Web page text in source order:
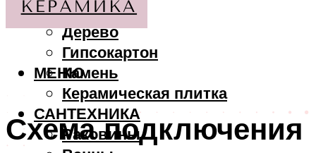
МАТЕРИАЛЫ
Дерево
Гипсокартон
Камень
Керамическая плитка
САНТЕХНИКА
Раковины
МЕНЮ
Схема подключения